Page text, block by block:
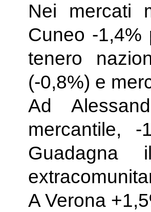
Nei mercati
Cuneo -1,4%
tenero
(-0,8%) e
Ad
mercantile,
A Verona